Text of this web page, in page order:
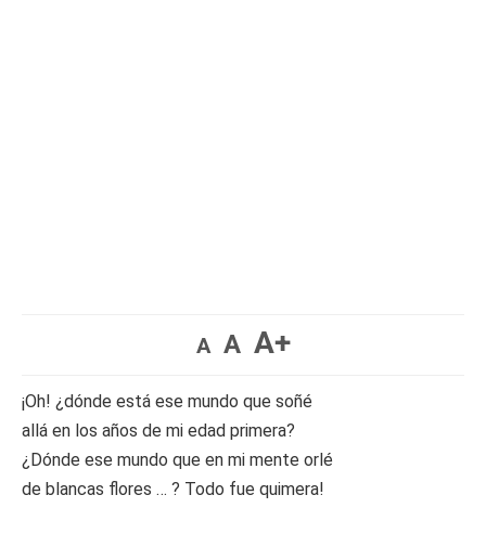
A A A+
¡Oh! ¿dónde está ese mundo que soñé
allá en los años de mi edad primera?
¿Dónde ese mundo que en mi mente orlé
de blancas flores … ? Todo fue quimera!